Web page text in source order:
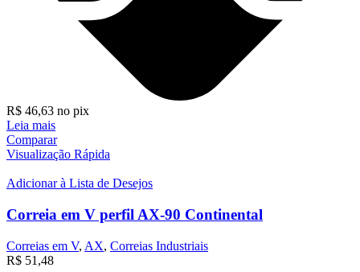
R$ 46,63 no pix
Leia mais
Comparar
Visualização Rápida
Adicionar à Lista de Desejos
Correia em V perfil AX-90 Continental
Correias em V, AX, Correias Industriais
R$ 51,48